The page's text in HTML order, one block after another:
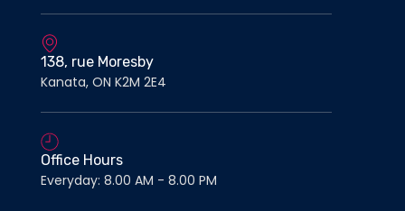
138, rue Moresby
Kanata, ON K2M 2E4
Office Hours
Everyday: 8.00 AM - 8.00 PM